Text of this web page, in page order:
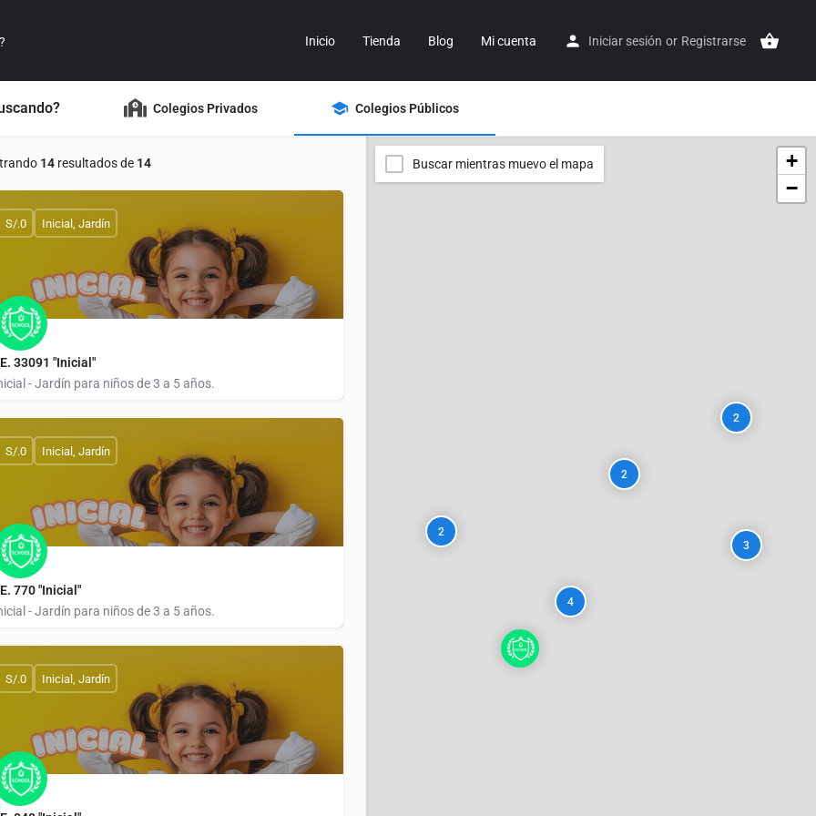
Inicio Tienda Blog Mi cuenta Iniciar sesión or Registrarse
Colegios Privados Colegios Públicos
14 resultados de 14
33091 "Inicial"
- Jardín para niños de 3 a 5 años.
S/.0 Inicial, Jardín
770 "Inicial"
- Jardín para niños de 3 a 5 años.
S/.0 Inicial, Jardín
S/.0 Inicial, Jardín
3
2
4
2
2
+
−
Buscar mientras muevo el mapa